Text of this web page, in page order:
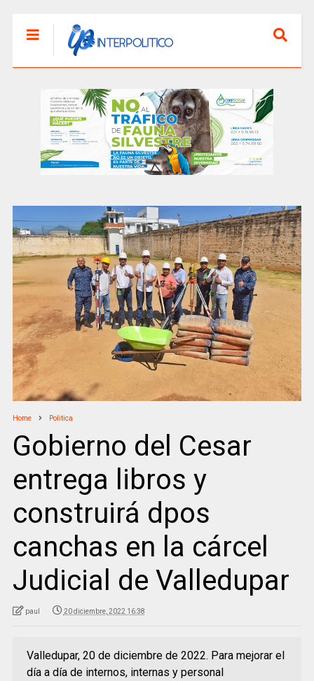
Home Politica
Gobierno del Cesar
entrega libros y
construirá dpos
canchas en la cárcel
Judicial de Valledupar
paul 20 diciembre, 2022 16:38
Valledupar, 20 de diciembre de 2022. Para mejorar el
día a día de internos, internas y personal